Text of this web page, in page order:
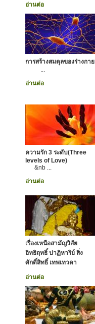
อ่านต่อ
การสร้างสมดุลของร่างกาย
...
อ่านต่อ
ความรัก 3 ระดับ(Three
levels of Love)
&nb ...
อ่านต่อ
เรื่องเหนือสามัญวิสัย
อิทธิฤทธิ์ ปาฏิหาริย์ สิ่ง
ศักดิ์สิทธิ์ เทพเทวดา
อ่านต่อ